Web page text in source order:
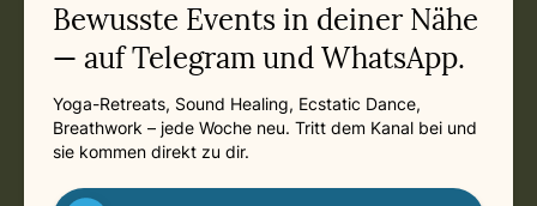
Bewusste Events in deiner Nähe
— auf Telegram und WhatsApp.
Yoga-Retreats, Sound Healing, Ecstatic Dance,
Breathwork – jede Woche neu. Tritt dem Kanal bei und
sie kommen direkt zu dir.